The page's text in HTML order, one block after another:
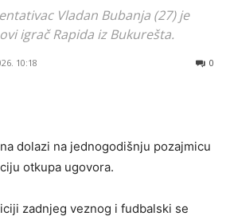
Vladan Bubanja (27) je
igrač Rapida iz Bukurešta.
10:18 0
dolazi na jednogodišnju pozajmicu
otkupa ugovora.
zadnjeg veznog i fudbalski se